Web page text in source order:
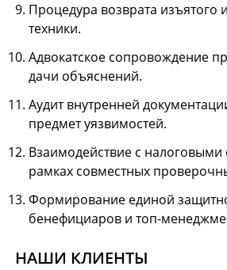
Процедура возврата изъятого
техники.
Адвокатское сопровождение
дачи объяснений.
Аудит внутренней
предмет уязвимостей.
Взаимодействие с
рамках совместных
Формирование единой
бенефициаров и топ-
НАШИ КЛИЕНТЫ